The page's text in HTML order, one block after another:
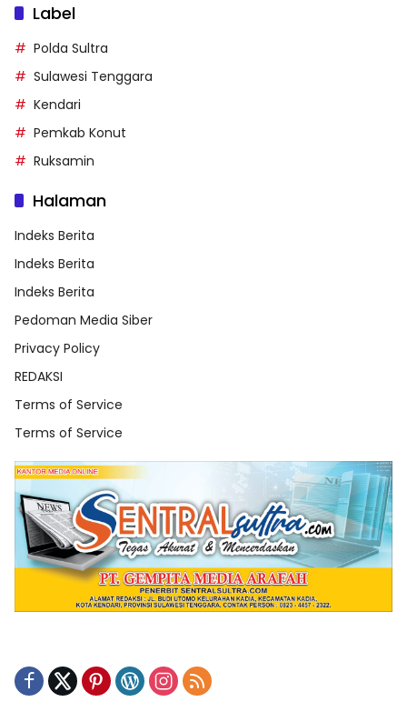
Label
Polda Sultra
Sulawesi Tenggara
Kendari
Pemkab Konut
Ruksamin
Halaman
Indeks Berita
Indeks Berita
Indeks Berita
Pedoman Media Siber
Privacy Policy
REDAKSI
Terms of Service
Terms of Service